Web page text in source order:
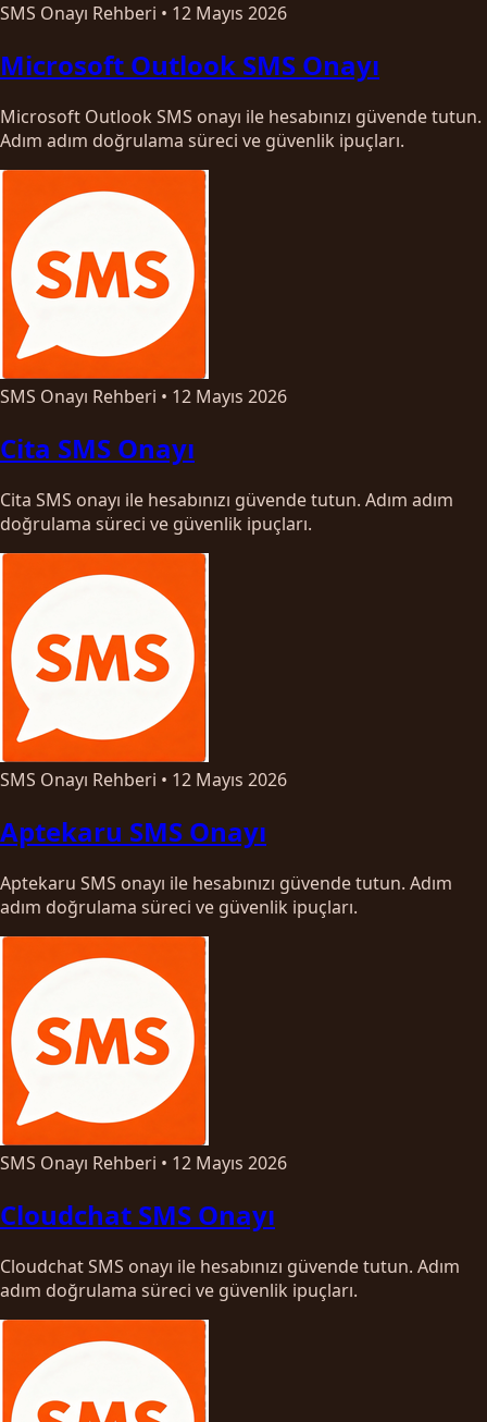
SMS Onayı Rehberi • 12 Mayıs 2026
Microsoft Outlook SMS Onayı
Microsoft Outlook SMS onayı ile hesabınızı güvende tutun.
Adım adım doğrulama süreci ve güvenlik ipuçları.
SMS Onayı Rehberi • 12 Mayıs 2026
Cita SMS Onayı
Cita SMS onayı ile hesabınızı güvende tutun. Adım adım
doğrulama süreci ve güvenlik ipuçları.
SMS Onayı Rehberi • 12 Mayıs 2026
Aptekaru SMS Onayı
Aptekaru SMS onayı ile hesabınızı güvende tutun. Adım
adım doğrulama süreci ve güvenlik ipuçları.
SMS Onayı Rehberi • 12 Mayıs 2026
Cloudchat SMS Onayı
Cloudchat SMS onayı ile hesabınızı güvende tutun. Adım
adım doğrulama süreci ve güvenlik ipuçları.